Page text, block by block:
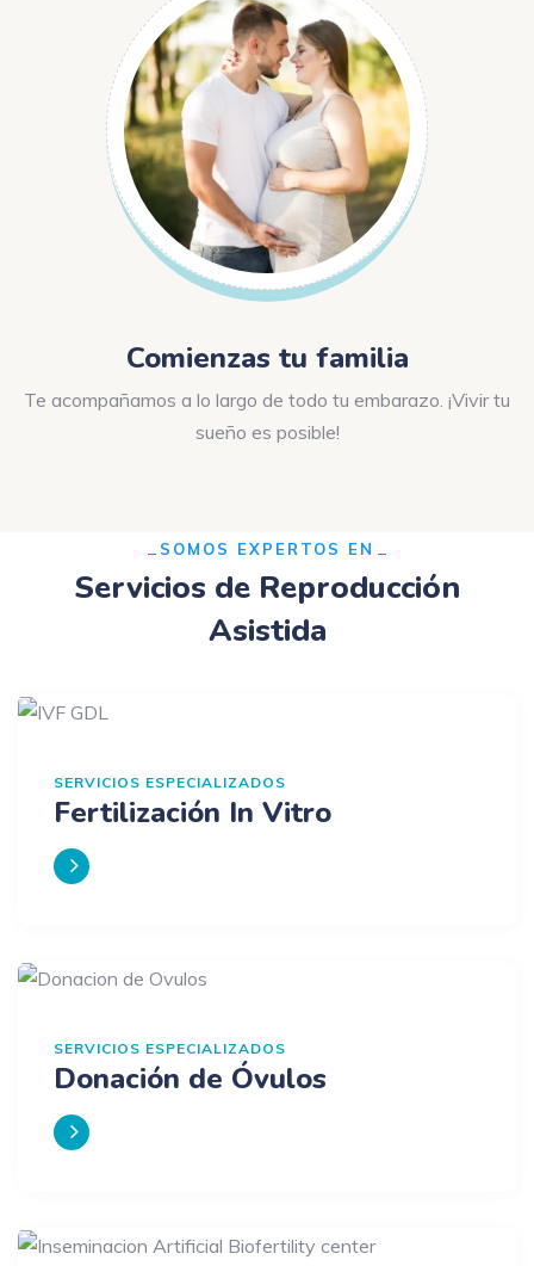
Comienzas tu familia
Te acompañamos a lo largo de todo tu embarazo. ¡Vivir tu
sueño es posible!
SOMOS EXPERTOS EN
Servicios de Reproducción
Asistida
SERVICIOS ESPECIALIZADOS
Fertilización In Vitro
SERVICIOS ESPECIALIZADOS
Donación de Óvulos